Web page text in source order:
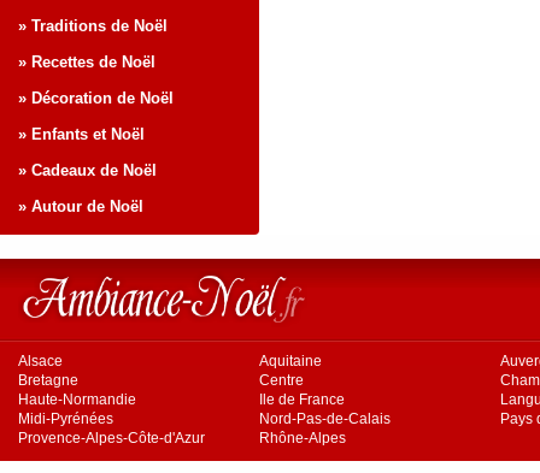
» Traditions de Noël
» Recettes de Noël
» Décoration de Noël
» Enfants et Noël
» Cadeaux de Noël
» Autour de Noël
Alsace Aquitaine
Bretagne
Centre
Haute-Normandie
Ile de France
Midi-Pyrénées
Nord-Pas-de-Calais
Pays
Provence-Alpes-Côte-d'Azur
Rhône-Alpes